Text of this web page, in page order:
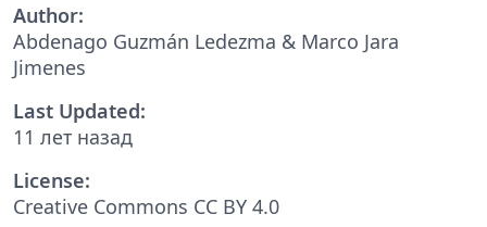
Author:
Abdenago Guzmán Ledezma & Marco Jara
Jimenes
Last Updated:
11 лет назад
License:
Creative Commons CC BY 4.0